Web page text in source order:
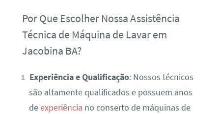
Por Que Escolher Nossa Assistência
Técnica de Máquina de Lavar em
Jacobina BA?
Experiência e Qualificação: Nossos técnicos
são altamente qualificados e possuem anos
deexperiência no conserto de máquinas de